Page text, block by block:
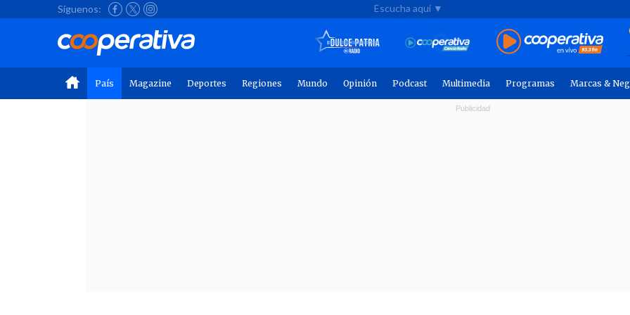
Síguenos: Escucha aquí ▼
País Magazine Deportes Regiones Mundo Opinión Podcast Multimedia Programas Marcas &